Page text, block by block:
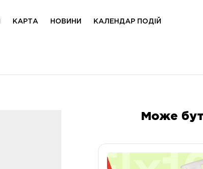
КАРТА НОВИНИ КАЛЕНДАР ПОДІЙ
Може